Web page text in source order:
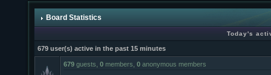
Board Statistics
Today's
679 user(s) active in the past 15 minutes
679 guests, 0 members, 0 anonymous members